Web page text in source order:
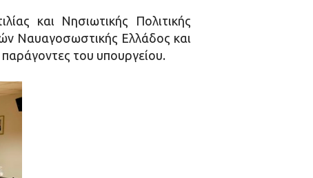
και Νησιωτικής Πολιτικής
Ναυαγοσωστικής Ελλάδος και
του υπουργείου.